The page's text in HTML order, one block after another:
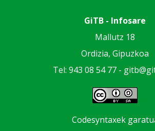
GiTB - Infosare
Mallutz 18
Ordizia, Gipuzkoa
Tel: 943 08 54 77 -
Codesyntaxek